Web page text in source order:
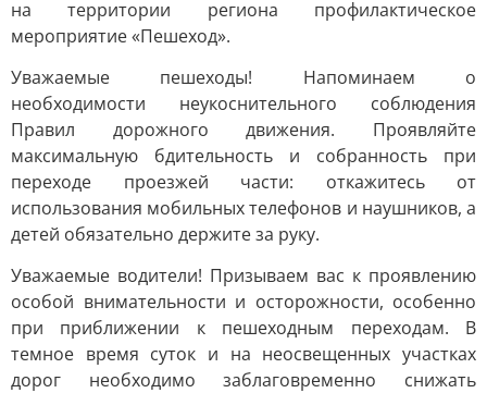
на территории региона профилактическое
мероприятие «Пешеход».
Уважаемые пешеходы! Напоминаем о
необходимости неукоснительного соблюдения
Правил дорожного движения. Проявляйте
максимальную бдительность и собранность при
переходе проезжей части: откажитесь от
использования мобильных телефонов и наушников, а
детей обязательно держите за руку.
Уважаемые водители! Призываем вас к проявлению
особой внимательности и осторожности, особенно
при приближении к пешеходным переходам. В
темное время суток и на неосвещенных участках
дорог необходимо заблаговременно снижать